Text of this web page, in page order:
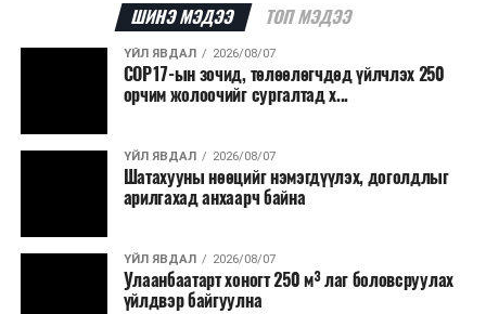
шалтгааныг үргэлжлүүлэн тогтоож байгаа бөгөөд
аянгын улмаас үүсээгүй гэж үзэж байгаа аж.
Одоогоор АНУ даяар 13 мужид 90 гаруй томоохон ой,
хээрийн түймэр идэвхтэй үргэлжилж байгаагийн
талаас илүү нь Орегон болон Вашингтон мужид
бүртгэгдсэн байна. Цаг уурын байгууллагууд ойрын
өдрүүдэд агаарын температур дахин огцом
анхааруулсан бөгөөд энэ нь гал унтраах ажиллагаанд
шинэ сорилт учруулж болзошгүйг онцолжээ.
ШИНЭ МЭДЭЭ ТОП МЭДЭЭ
ҮЙЛ ЯВДАЛ 2026/08/07
COP17-ын зочид, төлөөлөгчдөд үйлчлэх 250
орчим жолоочийг сургалтад х...
ҮЙЛ ЯВДАЛ 2026/08/07
Шатахууны нөөцийг нэмэгдүүлэх, доголдлыг
арилгахад анхаарч байна
ҮЙЛ ЯВДАЛ 2026/08/07
Улаанбаатарт хоногт 250 м³ лаг боловсруулах
үйлдвэр байгуулна